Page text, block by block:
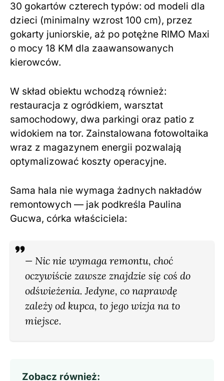
30 gokartów czterech typów: od modeli dla
dzieci (minimalny wzrost 100 cm), przez
gokarty juniorskie, aż po potężne RIMO Maxi
o mocy 18 KM dla zaawansowanych
kierowców.
W skład obiektu wchodzą również:
restauracja z ogródkiem, warsztat
samochodowy, dwa parkingi oraz patio z
widokiem na tor. Zainstalowana fotowoltaika
wraz z magazynem energii pozwalają
optymalizować koszty operacyjne.
Sama hala nie wymaga żadnych nakładów
remontowych — jak podkreśla Paulina
Gucwa, córka właściciela:
— Nic nie wymaga remontu, choć
oczywiście zawsze znajdzie się coś do
odświeżenia. Jedyne, co naprawdę
zależy od kupca, to jego wizja na to
miejsce.
Zobacz również: